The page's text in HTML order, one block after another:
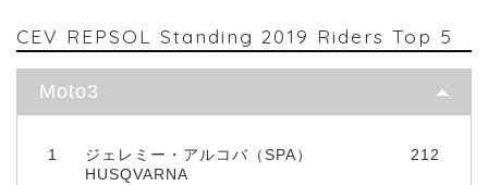
CEV REPSOL Standing 2019 Riders Top 5
Moto3
1
ジェレミー・アルコバ（SPA）
HUSQVARNA
212